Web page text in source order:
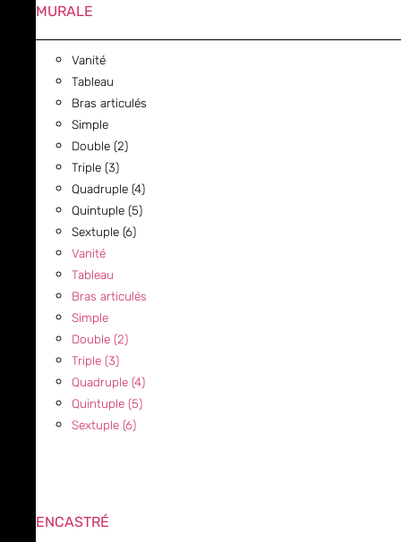
MURALE
Vanité
Tableau
Bras articulés
Simple
Double (2)
Triple (3)
Quadruple (4)
Quintuple (5)
Sextuple (6)
Vanité
Tableau
Bras articulés
Simple
Double (2)
Triple (3)
Quadruple (4)
Quintuple (5)
Sextuple (6)
ENCASTRÉ